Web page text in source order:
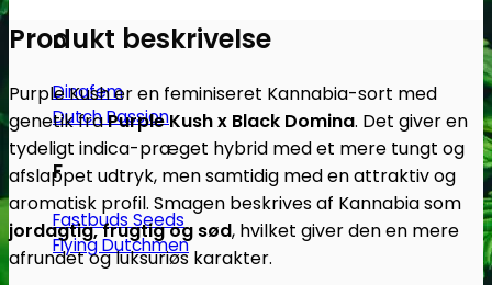
D
Dinafem
Dutch Passion
F
Fastbuds Seeds
Flying Dutchmen
antal
Produkt beskrivelse
Purple Kush er en feminiseret Kannabia-sort med
genetik fraPurple Kush x Black Domina. Det giver en
tydeligt indica-præget hybrid med et mere tungt og
afslappet udtryk, men samtidig med en attraktiv og
aromatisk profil. Smagen beskrives af Kannabia som
jordagtig, frugtig og sød, hvilket giver den en mere
afrundet og luksuriøs karakter.